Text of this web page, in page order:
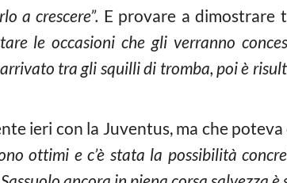
a crescere”. E provare a
le occasioni che gli verranno
tra gli squilli di tromba, poi è
ieri con la Juventus, ma che poteva
ottimi e c’è stata la possibilità